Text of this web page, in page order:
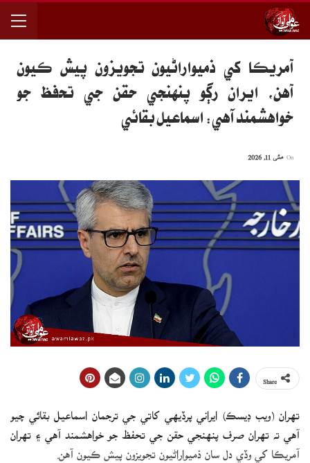
آمريڪا کي ذميواراڻيون تجويزون پيش ڪيون
آهن، ايران رڳو پنهنجي حقن جي تحفظ جو
خواهشمند آهي: اسماعيل بقائي
مئی 11, 2026
تهران (ويب ڊيسڪ) ايراني پرڏيهي کاتي جي ترجمان اسماعيل بقائي چيو
آهي ته تهران صرف پنهنجي حقن جي تحفظ جو خواهشمند آهي ۽ تهران
آمريڪا کي وڏي دل سان ذميواراڻيون تجويزون پيش ڪيون آهن.